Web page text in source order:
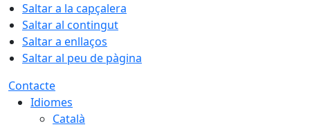
Saltar a la capçalera
Saltar al contingut
Saltar a enllaços
Saltar al peu de pàgina
Contacte
Idiomes
Català